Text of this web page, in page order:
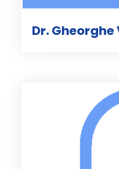
Dr. Gheorghe